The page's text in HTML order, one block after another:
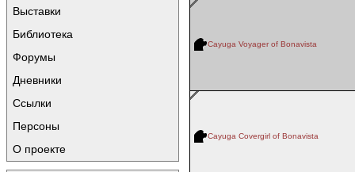
Выставки
Библиотека
Форумы
Дневники
Ссылки
Персоны
О проекте
Cayuga Voyager of Bonavista
Cayuga Covergirl of Bonavista